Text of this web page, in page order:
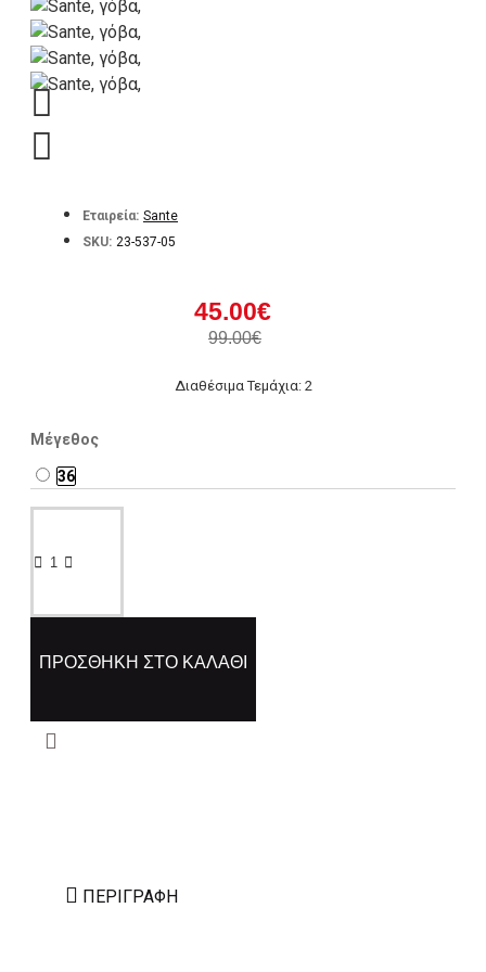
Εταιρεία: Sante
SKU: 23-537-05
45.00€
99.00€
Διαθέσιμα Τεμάχια: 2
Μέγεθος
36
ΠΡΟΣΘΉΚΗ ΣΤΟ ΚΑΛΆΘΙ
ΠΕΡΙΓΡΑΦΉ